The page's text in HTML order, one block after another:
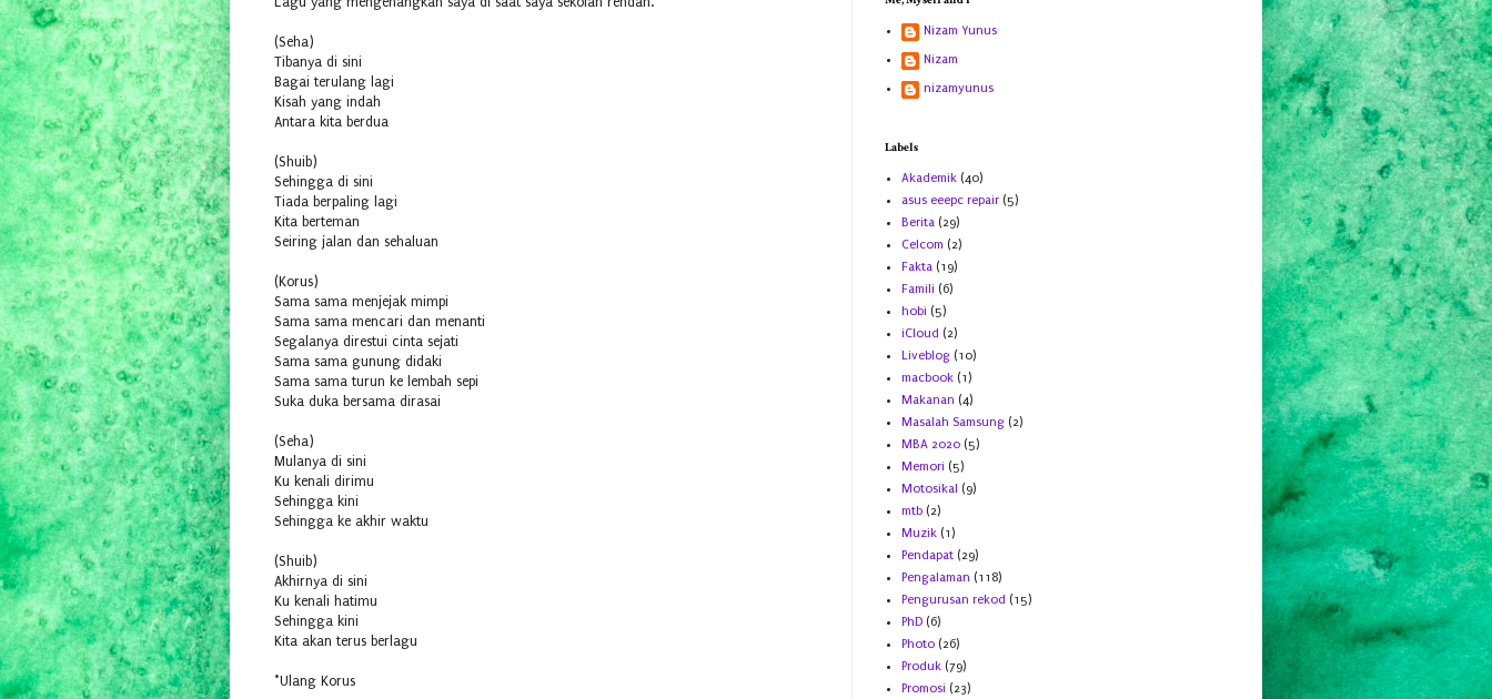
(Seha)
Tibanya di sini
Bagai terulang lagi
Kisah yang indah
Antara kita berdua
(Shuib)
Sehingga di sini
Tiada berpaling lagi
Kita berteman
Seiring jalan dan sehaluan
(Korus)
Sama sama menjejak mimpi
Sama sama mencari dan menanti
Segalanya direstui cinta sejati
Sama sama gunung didaki
Sama sama turun ke lembah sepi
Suka duka bersama dirasai
(Seha)
Mulanya di sini
Ku kenali dirimu
Sehingga kini
Sehingga ke akhir waktu
(Shuib)
Akhirnya di sini
Ku kenali hatimu
Sehingga kini
Kita akan terus berlagu
*Ulang Korus
Nizam Yunus
Nizam
nizamyunus
Labels
Akademik (40)
asus eeepc repair (5)
Berita (29)
Celcom (2)
Fakta (19)
Famili (6)
hobi (5)
iCloud (2)
Liveblog (10)
macbook (1)
Makanan (4)
Masalah Samsung (2)
MBA 2020 (5)
Memori (5)
Motosikal (9)
mtb (2)
Muzik (1)
Pendapat (29)
Pengalaman (118)
Pengurusan rekod (15)
PhD (6)
Photo (26)
Produk (79)
Promosi (23)